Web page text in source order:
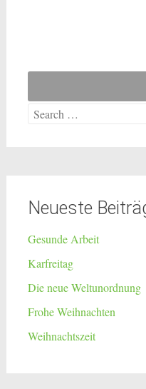
Search
Neueste
Gesunde Arbeit
Karfreitag
Die neue Weltunordnung
Frohe Weihnachten
Weihnachtszeit